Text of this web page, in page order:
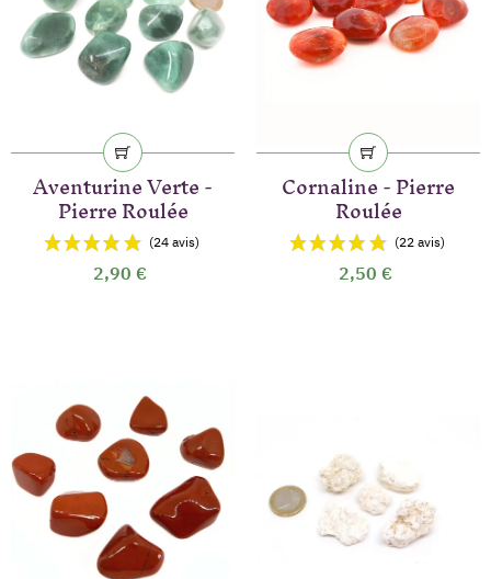
(47 avis)
Aventurine Verte -
Pierre Roulée
2,90 €
Cornaline - Pierre
Roulée
2,50 €